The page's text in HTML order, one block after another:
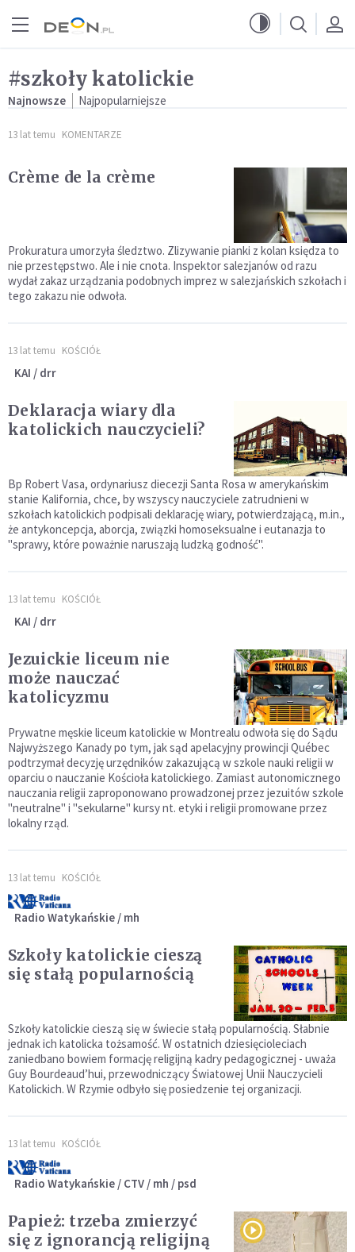
#szkoły katolickie
Najnowsze Najpopularniejsze
13 lat temu KOMENTARZE
Crème de la crème
Prokuratura umorzyła śledztwo. Zlizywanie pianki z kolan księdza to
nie przestępstwo. Ale i nie cnota. Inspektor salezjanów od razu
wydał zakaz urządzania podobnych imprez w salezjańskich szkołach i
tego zakazu nie odwoła.
13 lat temu KOŚCIÓŁ
KAI / drr
Deklaracja wiary dla
katolickich nauczycieli?
Bp Robert Vasa, ordynariusz diecezji Santa Rosa w amerykańskim
stanie Kalifornia, chce, by wszyscy nauczyciele zatrudnieni w
szkołach katolickich podpisali deklarację wiary, potwierdzającą, m.in.,
że antykoncepcja, aborcja, związki homoseksualne i eutanazja to
"sprawy, które poważnie naruszają ludzką godność".
13 lat temu KOŚCIÓŁ
KAI / drr
Jezuickie liceum nie
może nauczać
katolicyzmu
Prywatne męskie liceum katolickie w Montrealu odwoła się do Sądu
Najwyższego Kanady po tym, jak sąd apelacyjny prowincji Québec
podtrzymał decyzję urzędników zakazującą w szkole nauki religii w
oparciu o nauczanie Kościoła katolickiego. Zamiast autonomicznego
nauczania religii zaproponowano prowadzonej przez jezuitów szkole
"neutralne" i "sekularne" kursy nt. etyki i religii promowane przez
lokalny rząd.
13 lat temu KOŚCIÓŁ
Radio Watykańskie / mh
Szkoły katolickie cieszą
się stałą popularnością
Szkoły katolickie cieszą się w świecie stałą popularnością. Słabnie
jednak ich katolicka tożsamość. W ostatnich dziesięcioleciach
zaniedbano bowiem formację religijną kadry pedagogicznej - uważa
Guy Bourdeaud’hui, przewodniczący Światowej Unii Nauczycieli
Katolickich. W Rzymie odbyło się posiedzenie tej organizacji.
13 lat temu KOŚCIÓŁ
Radio Watykańskie / CTV / mh / psd
Papież: trzeba zmierzyć
się z ignorancją religijną